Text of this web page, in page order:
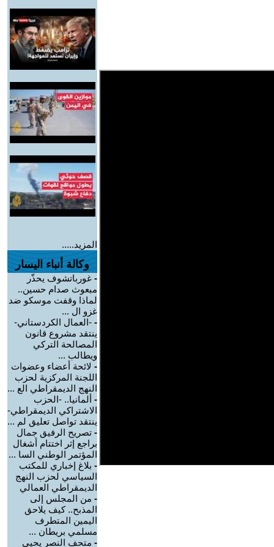
المزيد.....
وكالة أنباء اليسار
- غورباتشوف يحذّر
مبعوث صدام حسين..
لماذا وقفت موسكو ضد
غزو ال ...
- -العمال الكردستاني-
ينتقد مشروع قانون
المصالحة التركي
ويطالب ...
- لائحة أعضاء وعضوات
اللجنة المركزية لحزب
النهج الديمقراطي الع ...
- ألمانيا.. -الحزب
الاشتراكي الديمقراطي-
ينتقد تواصل تعليق لم ...
- تصريح الرفيق جمال
براجع إثر اختتام أشغال
المؤتمر الوطني السا ...
- بلاغ إخباري للمكتب
السياسي لحزب النهج
الديمقراطي العمالي
- من المجلس إلى
المذبح.. كيف يلاحق
اليمين المتطرف
مسلمي بريطان ...
- متحف النصر يحيي